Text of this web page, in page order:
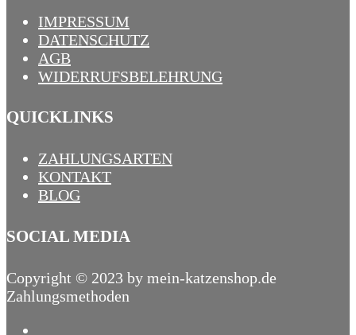
IMPRESSUM
DATENSCHUTZ
AGB
WIDERRUFSBELEHRUNG
QUICKLINKS
ZAHLUNGSARTEN
KONTAKT
BLOG
SOCIAL MEDIA
Copyright © 2023 by mein-katzenshop.de
Zahlungsmethoden